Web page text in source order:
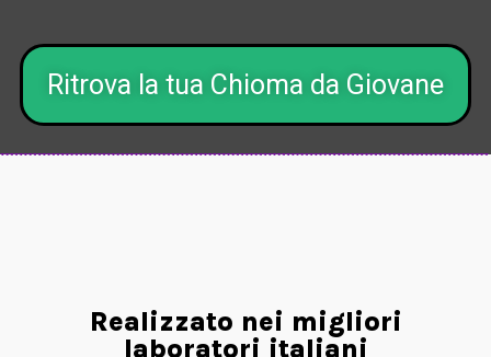
Ritrova la tua Chioma da Giovane
Realizzato nei migliori
laboratori italiani